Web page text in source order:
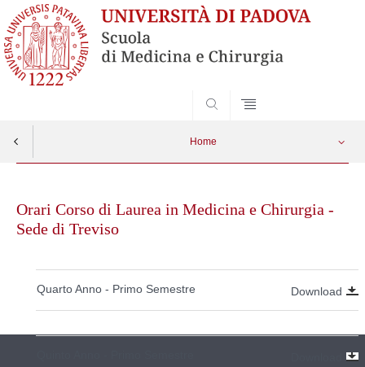
Home
contentOrari Corso di Laurea in Medicina e Chirurgia -
Sede di Treviso
Quarto Anno - Primo Semestre Download